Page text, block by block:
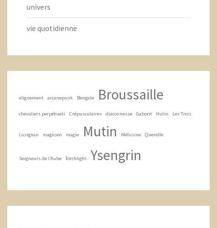
univers
vie quotidienne
alignement arcanepunk Bengale Broussaille
chevaliers perpétuels Crépusculaires diaconnesse Gaborit Hutin Les Trois
Lusignan magicien magie Mutin Mélusine Querelle
Seigneurs de l'Aube Torchlight Ysengrin